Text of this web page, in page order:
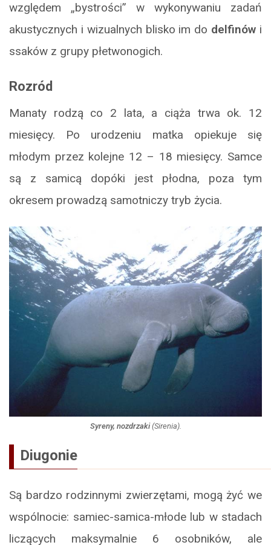
względem „bystrości” w wykonywaniu zadań
akustycznych i wizualnych blisko im do delfinów i
ssaków z grupy płetwonogich.
Rozród
Manaty rodzą co 2 lata, a ciąża trwa ok. 12
miesięcy. Po urodzeniu matka opiekuje się
młodym przez kolejne 12 – 18 miesięcy. Samce
są z samicą dopóki jest płodna, poza tym
okresem prowadzą samotniczy tryb życia.
Syreny, nozdrzaki(Sirenia).
Diugonie
Są bardzo rodzinnymi zwierzętami, mogą żyć we
wspólnocie: samiec-samica-młode lub w stadach
liczących maksymalnie 6 osobników, ale